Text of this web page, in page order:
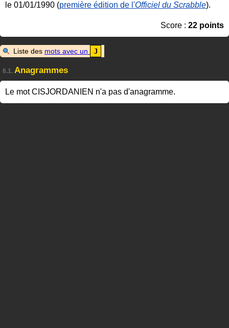
le 01/01/1990 (première édition de l'Officiel du Scrabble).
Score : 22 points
Liste des mots avec un J
6.1. Anagrammes
Le mot CISJORDANIEN n'a pas d'anagramme.